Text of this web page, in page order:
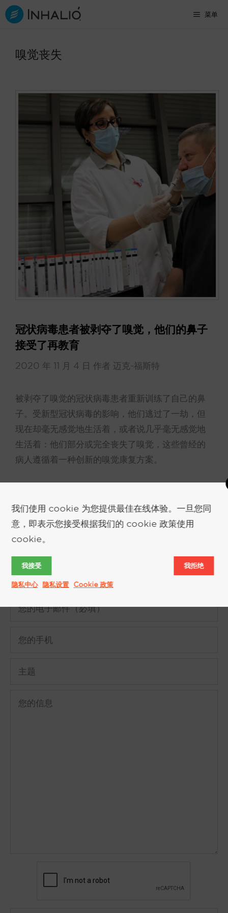
跳
至
菜单
嗅觉丧失
冠状病毒患者被剥夺了嗅觉，他们的鼻子
接受了再教育
2020 年 11 月 4 日 作者 迈克-福斯特
被剥夺了嗅觉的冠状病毒患者重新训练了自己的鼻
子。受新型冠状病毒的影响，他们逃过了一劫，但
现在却毫无感觉地生活着，或者说几乎毫无感觉地
生活着：他们部分或完全丧失了嗅觉，这些曾经的
病人遵循着一种创新的嗅觉康复方案。
我们使用 cookie 为您提供最佳在线体验。一旦您同
意，即表示您接受根据我们的 cookie 政策使用
cookie。
我接受 我拒绝
隐私中心 隐私设置 Cookie 政策